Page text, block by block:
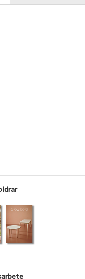
(ingår inte). Mått: 19x19